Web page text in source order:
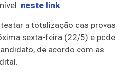
neste link
a totalização das provas
sexta-feira (22/5) e pode
de acordo com as